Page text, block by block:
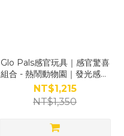
Glo Pals感官玩具｜感官驚喜
組合 - 熱鬧動物園｜發光感官
瓶(綠)
NT$1,215
NT$1,350